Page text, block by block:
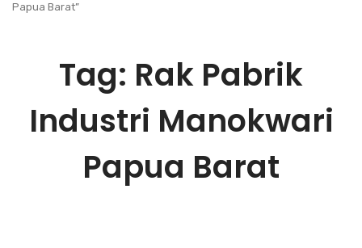
Papua Barat”
Tag: Rak Pabrik
Industri Manokwari
Papua Barat